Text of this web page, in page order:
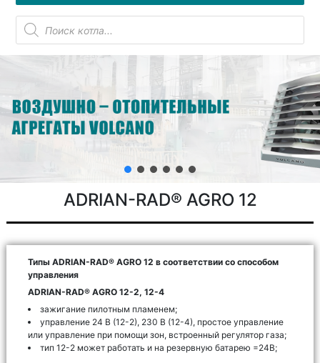
Поиск
товаров
ADRIAN-RAD® AGRO 12
Типы ADRIAN-RAD® AGRO 12 в соответствии со способом
управления
ADRIAN-RAD® AGRO 12-2, 12-4
зажигание пилотным пламенем;
управление 24 В (12-2), 230 В (12-4), простое управление
или управление при помощи зон, встроенный регулятор газа;
тип 12-2 может работать и на резервную батарею =24В;